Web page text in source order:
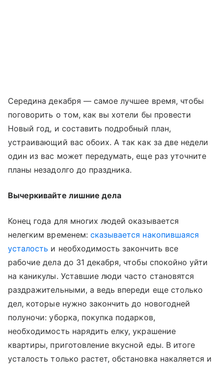
Середина декабря — самое лучшее время, чтобы
поговорить о том, как вы хотели бы провести
Новый год, и составить подробный план,
устраивающий вас обоих. А так как за две недели
один из вас может передумать, еще раз уточните
планы незадолго до праздника.
Вычеркивайте лишние дела
Конец года для многих людей оказывается
нелегким временем: сказывается накопившаяся
усталость и необходимость закончить все
рабочие дела до 31 декабря, чтобы спокойно уйти
на каникулы. Уставшие люди часто становятся
раздражительными, а ведь впереди еще столько
дел, которые нужно закончить до новогодней
полуночи: уборка, покупка подарков,
необходимость нарядить елку, украшение
квартиры, приготовление вкусной еды. В итоге
усталость только растет, обстановка накаляется и